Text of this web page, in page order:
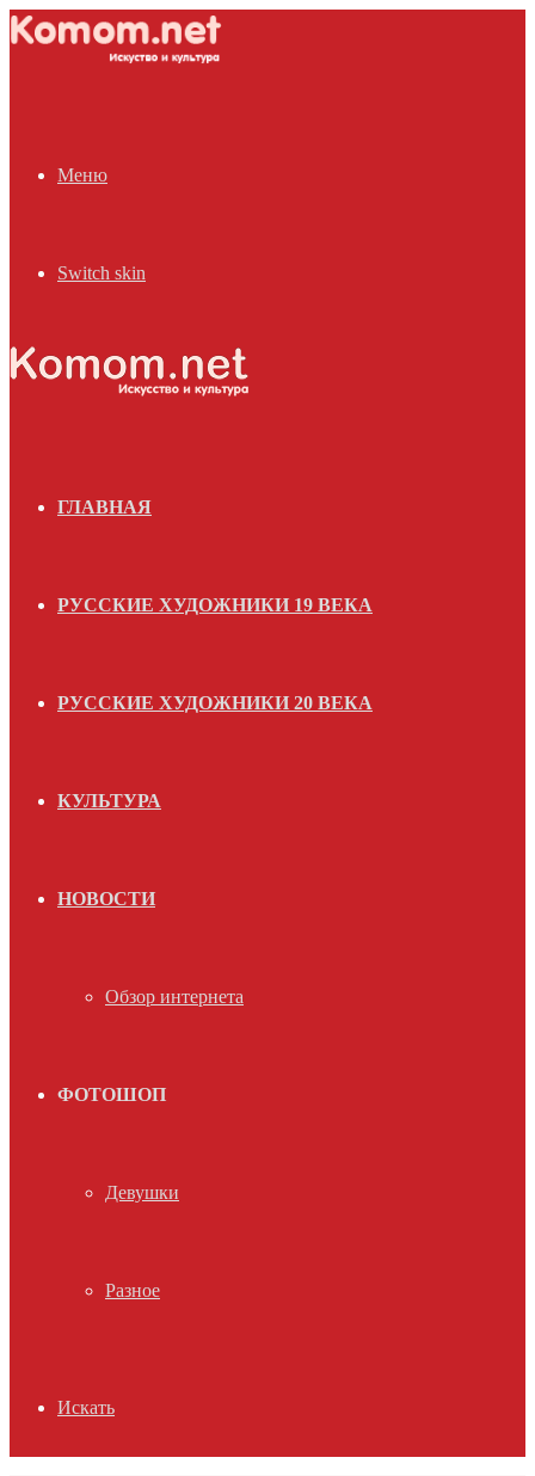
Меню
Switch skin
ГЛАВНАЯ
РУССКИЕ ХУДОЖНИКИ 19 ВЕКА
РУССКИЕ ХУДОЖНИКИ 20 ВЕКА
КУЛЬТУРА
НОВОСТИ
Обзор интернета
ФОТОШОП
Девушки
Разное
Искать